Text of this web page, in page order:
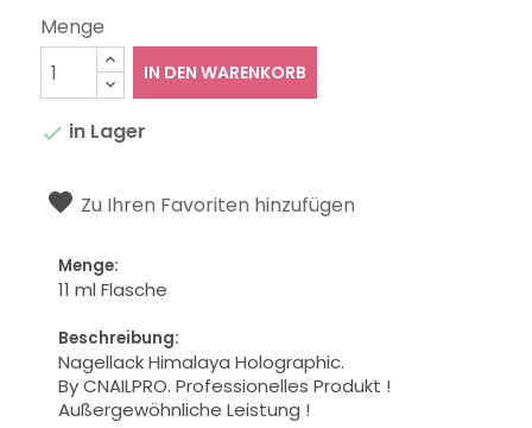
Menge
IN DEN WARENKORB
 in Lager
Zu Ihren Favoriten hinzufügen
Menge:
11 ml Flasche
Beschreibung:
Nagellack Himalaya Holographic.
By CNAILPRO.Professionelles Produkt !
Außergewöhnliche Leistung !